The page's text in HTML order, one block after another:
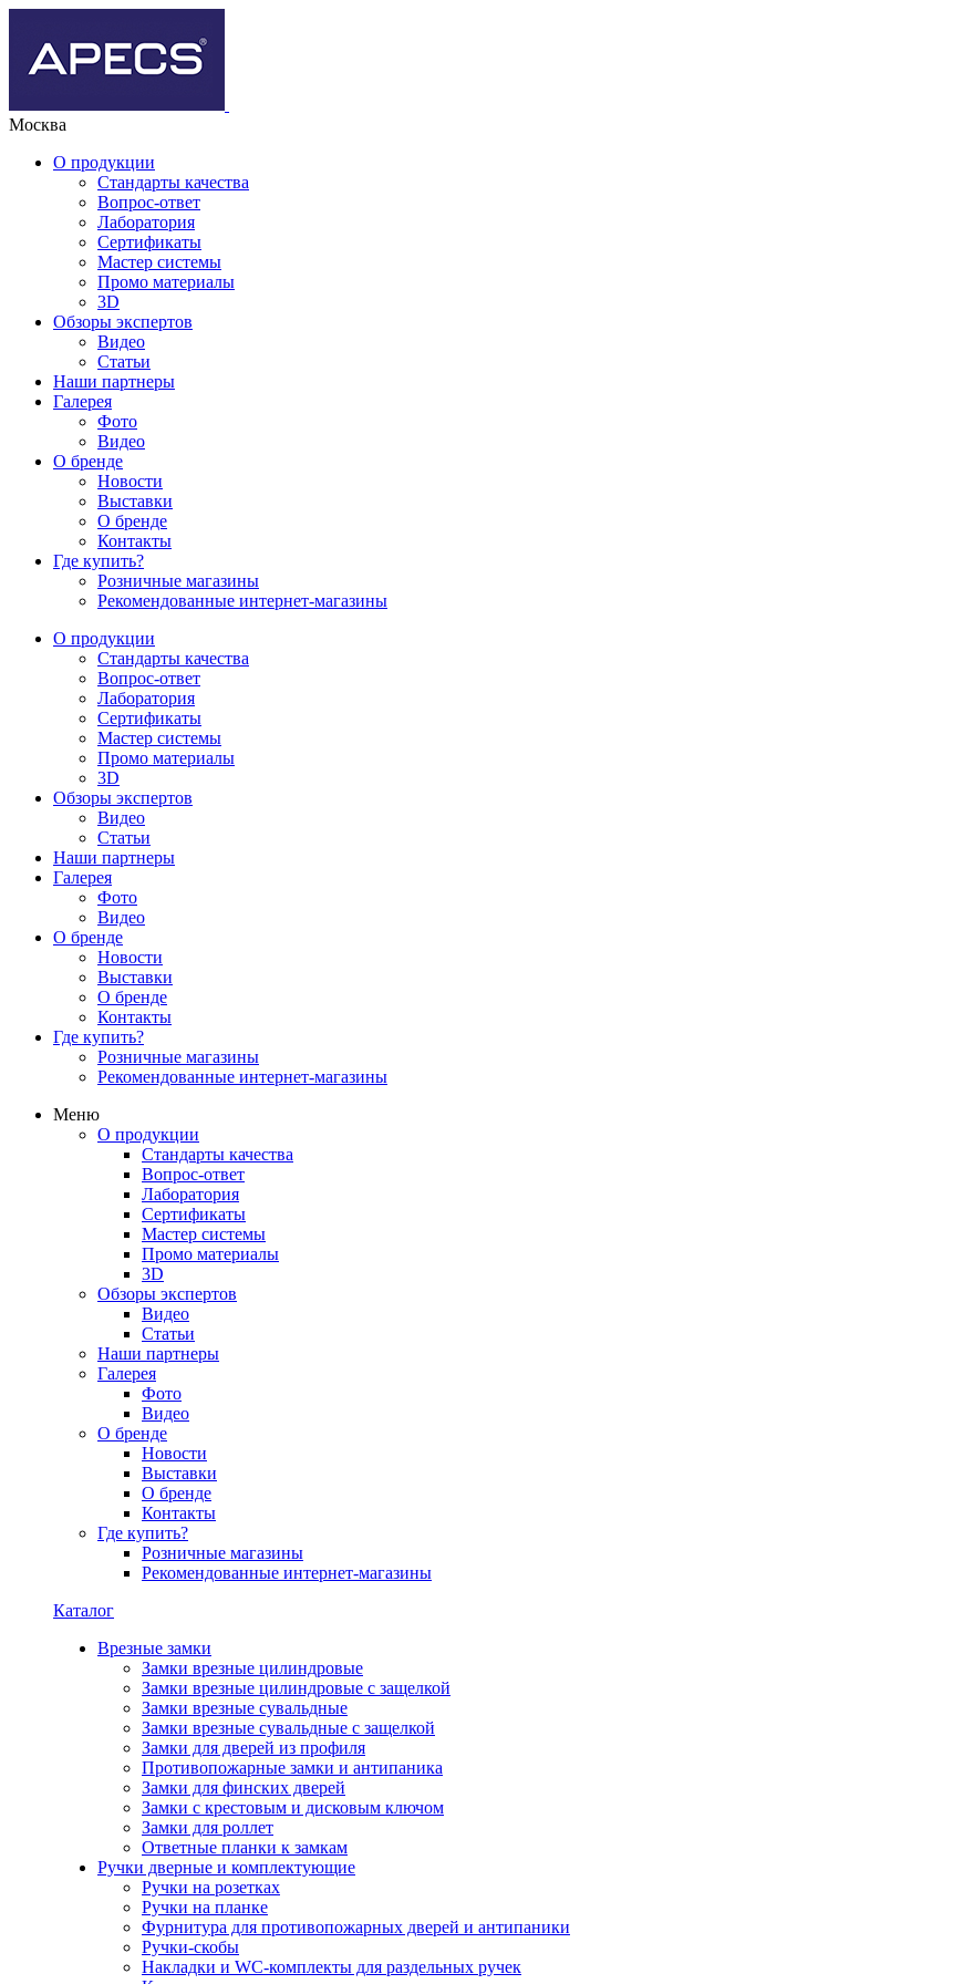
Москва
О продукции
Стандарты качества
Вопрос-ответ
Лаборатория
Сертификаты
Мастер системы
Промо материалы
3D
Обзоры экспертов
Видео
Статьи
Наши партнеры
Галерея
Фото
Видео
О бренде
Новости
Выставки
О бренде
Контакты
Где купить?
Розничные магазины
Рекомендованные интернет-магазины
О продукции
Стандарты качества
Вопрос-ответ
Лаборатория
Сертификаты
Мастер системы
Промо материалы
3D
Обзоры экспертов
Видео
Статьи
Наши партнеры
Галерея
Фото
Видео
О бренде
Новости
Выставки
О бренде
Контакты
Где купить?
Розничные магазины
Рекомендованные интернет-магазины
Меню
О продукции
Стандарты качества
Вопрос-ответ
Лаборатория
Сертификаты
Мастер системы
Промо материалы
3D
Обзоры экспертов
Видео
Статьи
Наши партнеры
Галерея
Фото
Видео
О бренде
Новости
Выставки
О бренде
Контакты
Где купить?
Розничные магазины
Рекомендованные интернет-магазины
Каталог
Врезные замки
Замки врезные цилиндровые
Замки врезные цилиндровые с защелкой
Замки врезные сувальдные
Замки врезные сувальдные с защелкой
Замки для дверей из профиля
Противопожарные замки и антипаника
Замки для финских дверей
Замки с крестовым и дисковым ключом
Замки для роллет
Ответные планки к замкам
Ручки дверные и комплектующие
Ручки на розетках
Ручки на планке
Фурнитура для противопожарных дверей и антипаники
Ручки-скобы
Накладки и WC-комплекты для раздельных ручек